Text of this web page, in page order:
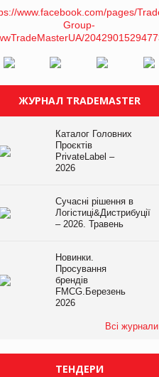
ЖУРНАЛ TRADEMASTER
Каталог Головних
Проєктів
PrivateLabel –
2026
Сучасні рішення в
Логістиці&Дистрибуції
– 2026. Травень
Новинки.
Просування
брендів
FMCG.Березень
2026
Всі журнали
ТЕНДЕРИ